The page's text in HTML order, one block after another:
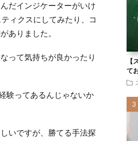
だインジケーターがいけ
ィクスにしてみたり、コ
ありました。
って気持ちが良かったり
験ってあるんじゃないか
いですが、勝てる手法探
【
て